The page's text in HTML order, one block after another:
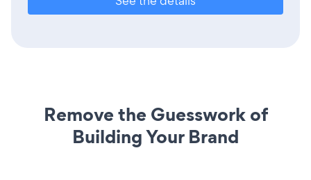
Remove the Guesswork of
Building Your Brand